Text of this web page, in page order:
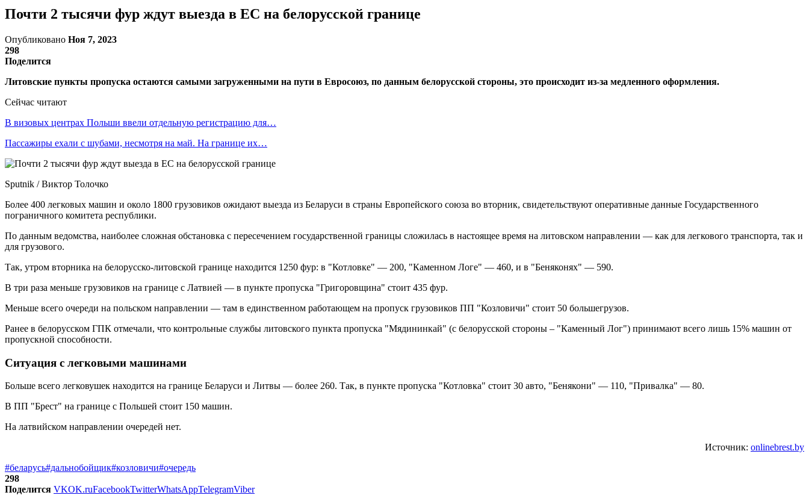
Почти 2 тысячи фур ждут выезда в ЕС на белорусской границе
Опубликовано Ноя 7, 2023
298
Поделится
Литовские пункты пропуска остаются самыми загруженными на пути в Евросоюз, по данным белорусской стороны, это происходит из-за медленного оформления.
Сейчас читают
В визовых центрах Польши ввели отдельную регистрацию для…
Пассажиры ехали с шубами, несмотря на май. На границе их…
Sputnik / Виктор Толочко
Более 400 легковых машин и около 1800 грузовиков ожидают выезда из Беларуси в страны Европейского союза во вторник, свидетельствуют оперативные данные Государственного
пограничного комитета республики.
По данным ведомства, наиболее сложная обстановка с пересечением государственной границы сложилась в настоящее время на литовском направлении — как для легкового транспорта, так и
для грузового.
Так, утром вторника на белорусско-литовской границе находится 1250 фур: в "Котловке" — 200, "Каменном Логе" — 460, и в "Беняконях" — 590.
В три раза меньше грузовиков на границе с Латвией — в пункте пропуска "Григоровщина" стоит 435 фур.
Меньше всего очереди на польском направлении — там в единственном работающем на пропуск грузовиков ПП "Козловичи" стоит 50 большегрузов.
Ранее в белорусском ГПК отмечали, что контрольные службы литовского пункта пропуска "Мядининкай" (с белорусской стороны – "Каменный Лог") принимают всего лишь 15% машин от
пропускной способности.
Ситуация с легковыми машинами
Больше всего легковушек находится на границе Беларуси и Литвы — более 260. Так, в пункте пропуска "Котловка" стоит 30 авто, "Бенякони" — 110, "Привалка" — 80.
В ПП "Брест" на границе с Польшей стоит 150 машин.
На латвийском направлении очередей нет.
Источник: onlinebrest.by
#беларусь#дальнобойщик#козловичи#очередь
298
Поделится VKOK.ruFacebookTwitterWhatsAppTelegramViber